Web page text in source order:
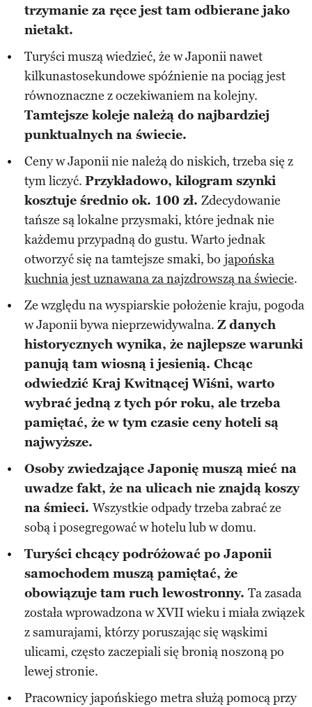
trzymanie za ręce jest tam odbierane jako
nietakt.
Turyści muszą wiedzieć, że w Japonii nawet
kilkunastosekundowe spóźnienie na pociąg jest
równoznaczne z oczekiwaniem na kolejny.
Tamtejsze koleje należą do najbardziej
punktualnych na świecie.
Ceny w Japonii nie należą do niskich, trzeba się z
tym liczyć. Przykładowo, kilogram szynki
kosztuje średnio ok. 100 zł. Zdecydowanie
tańsze są lokalne przysmaki, które jednak nie
każdemu przypadną do gustu. Warto jednak
otworzyć się na tamtejsze smaki, bo japońska
kuchnia jest uznawana za najzdrowszą na świecie.
Ze względu na wyspiarskie położenie kraju, pogoda
w Japonii bywa nieprzewidywalna. Z danych
historycznych wynika, że najlepsze warunki
panują tam wiosną i jesienią. Chcąc
odwiedzić Kraj Kwitnącej Wiśni, warto
wybrać jedną z tych pór roku, ale trzeba
pamiętać, że w tym czasie ceny hoteli są
najwyższe.
Osoby zwiedzające Japonię muszą mieć na
uwadze fakt, że na ulicach nie znajdą koszy
na śmieci. Wszystkie odpady trzeba zabrać ze
sobą i posegregować w hotelu lub w domu.
Turyści chcący podróżować po Japonii
samochodem muszą pamiętać, że
obowiązuje tam ruch lewostronny. Ta zasada
została wprowadzona w XVII wieku i miała związek
z samurajami, którzy poruszając się wąskimi
ulicami, często zaczepiali się bronią noszoną po
lewej stronie.
Pracownicy japońskiego metra służą pomocą przy